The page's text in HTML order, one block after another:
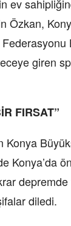
ev
Özkan,
giren
FIRSAT”
Konya’da
diledi.